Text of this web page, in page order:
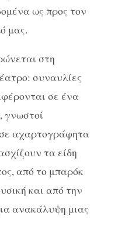
ως προς τον
μας.
στη
συναυλίες
σε ένα
γνωστοί
αχαρτογράφητα
τα είδη
από το μπαρόκ
και από την
ανακάλυψη μιας